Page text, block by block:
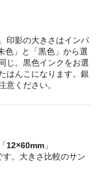
印影の大きさはインパ
色」と「黒色」から選
じ。黒色インクをお選
はんこになります。銀
意ください。
12×60mm 」
す。大きさ比較のサン